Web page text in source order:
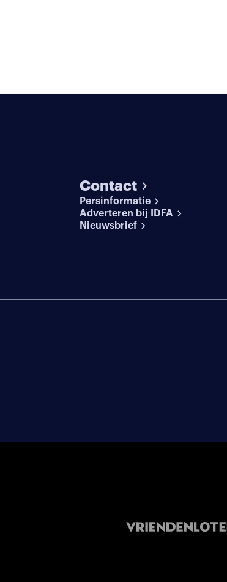
Contact
Persinformatie
Adverteren bij IDFA
Nieuwsbrief